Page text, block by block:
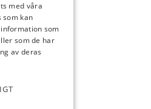
med våra
som kan
som
som de har
av deras